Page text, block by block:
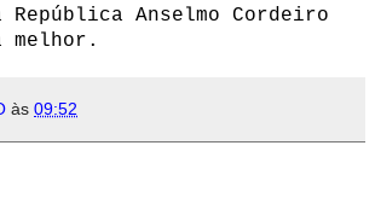
República Anselmo Cordeiro
melhor.
às 09:52